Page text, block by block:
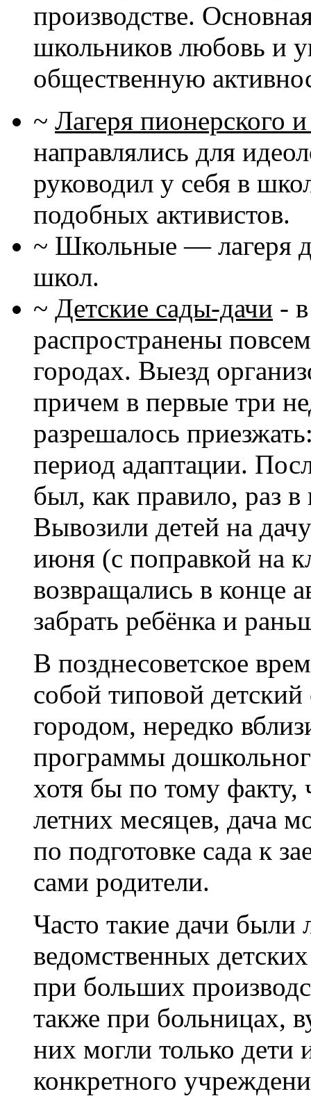
производстве.
школьников любовь и
общественную
~ Лагеря пионерского
направлялись для
руководил у себя в
подобных активистов.
~ Школьные — лагеря
школ.
~ Детские сады-дачи -
распространены
городах. Выезд
причем в первые три
разрешалось
период адаптации.
был, как правило, раз
Вывозили детей на
июня (с поправкой на
возвращались в конце
забрать ребёнка и
В позднесоветское
собой типовой
городом, нередко
программы
хотя бы по тому факту,
летних месяцев, дача
по подготовке сада к
сами родители.
Часто такие дачи
ведомственных
при больших
также при больницах,
них могли только дети
конкретного